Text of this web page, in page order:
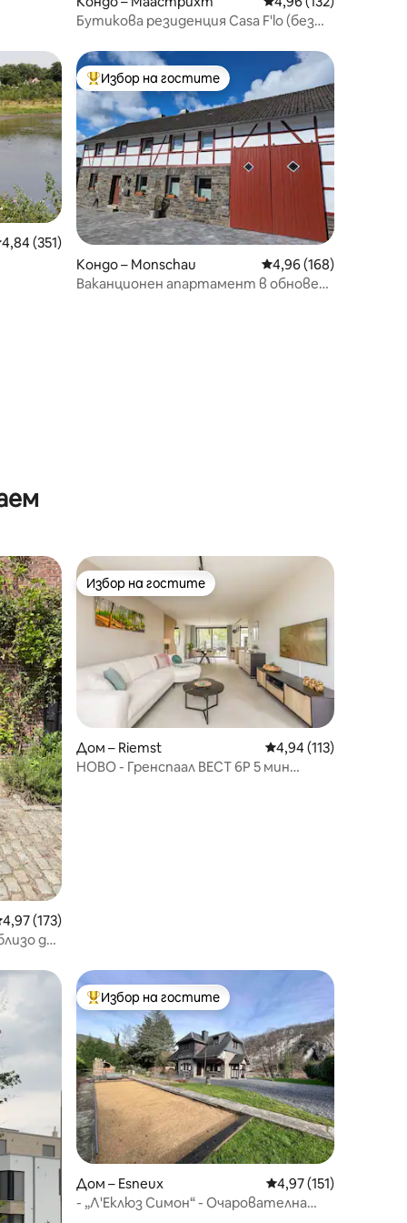
Бутикова резиденция Casa F'lo (без
оценка: 4,84 от 5, 351 отзива
4,84 (351)
Най-популярен избор на гостите
Избор на гостите
Кондо – Monschau Средна оценка: 4,96
4,96 (168)
Ваканционен апартамент в обновена
оценка: 4,97 от 5, 173 отзива
4,97 (173)
до
Избор на гостите
Избор на гостите
Дом – Riemst Средна оценка: 4,94
4,94 (113)
НОВО - Гренспаал ВЕСТ 6P 5 мин
Най-популярен избор на гостите
Избор на гостите
Дом – Esneux Средна оценка: 4,97
4,97 (151)
- „Л'Еклюз Симон“ - Очарователна